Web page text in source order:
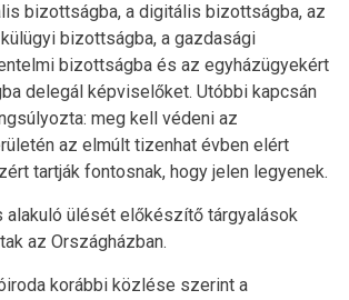
bizottságba, a digitális bizottságba, az
bizottságba, a gazdasági
bizottságba és az egyházügyekért
delegál képviselőket. Utóbbi kapcsán
meg kell védeni az
az elmúlt tizenhat évben elért
tartják fontosnak, hogy jelen legyenek.
alakuló ülését előkészítő tárgyalások
az Országházban.
korábbi közlése szerint a